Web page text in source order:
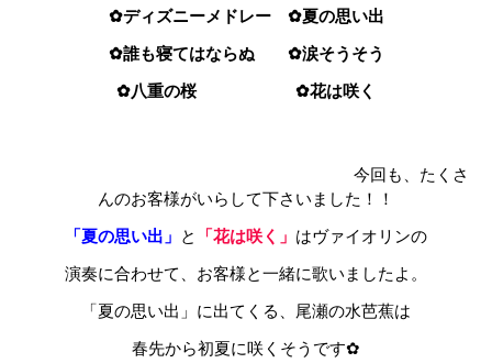
✿ディズニーメドレー ✿夏の思い出
✿誰も寝てはならぬ ✿涙そうそう
✿八重の桜 ✿花は咲く
今回も、たくさ
んのお客様がいらして下さいました！！
「夏の思い出 」 と 「花は咲く」 はヴァイオリンの
演奏に合わせて、お客様と一緒に歌いましたよ。
「夏の思い出」に出てくる、尾瀬の水芭蕉は
春先から初夏に咲くそうです✿